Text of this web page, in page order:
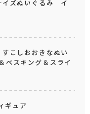
ズぬいぐるみ イ
こしおおきなぬい
スキング＆スライ
ュア